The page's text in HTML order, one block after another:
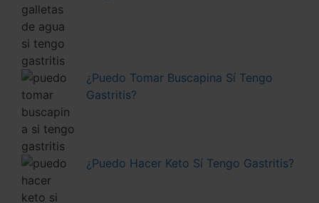
¿Puedo Tomar Buscapina Sí Tengo
Gastritis?
¿Puedo Hacer Keto Sí Tengo Gastritis?